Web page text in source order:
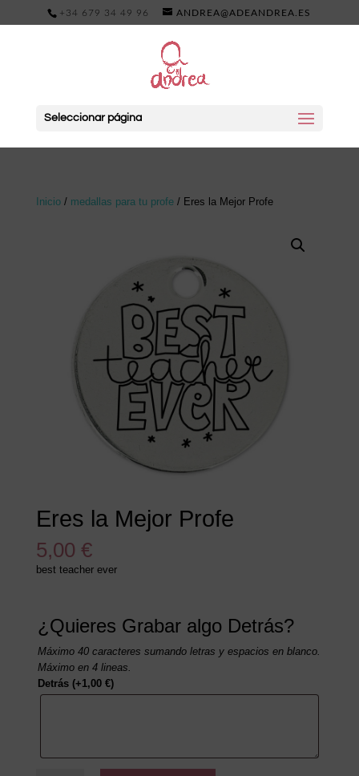
+34 679 34 49 96 ANDREA@ADEANDREA.ES
Seleccionar página
Inicio/ medallas para tu profe/ Eres la Mejor Profe
Eres la Mejor Profe
5,00 €
best teacher ever
¿Quieres Grabar algo Detrás?
Máximo 40 caracteres sumando letras y espacios en blanco.
Máximo en 4 lineas.
Detrás (+1,00 €)